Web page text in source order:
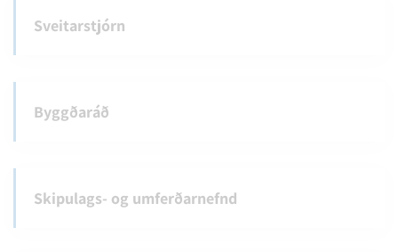
Sveitarstjórn
Byggðaráð
Skipulags- og umferðarnefnd